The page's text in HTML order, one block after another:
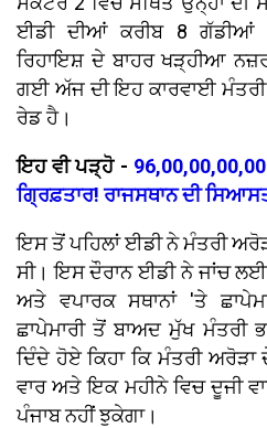
ਈਡੀ ਦੀਆਂ ਕਰੀਬ 8 ਗੱਡੀਆਂ
ਰਿਹਾਇਸ਼ ਦੇ ਬਾਹਰ ਖੜ੍ਹੀਆ
ਗਈ ਅੱਜ ਦੀ ਇਹ ਕਾਰਵਾਈ ਮੰਤਰੀ
ਰੇਡ ਹੈ।
ਇਹ ਵੀ ਪੜ੍ਹੋ -
ਗ੍ਰਿਫ਼ਤਾਰ! ਰਾਜਸਥਾਨ ਦੀ
ਇਸ ਤੋਂ ਪਹਿਲਾਂ ਈਡੀ ਨੇ ਮੰਤਰੀ
ਸੀ। ਇਸ ਦੌਰਾਨ ਈਡੀ ਨੇ ਜਾਂਚ
ਅਤੇ ਵਪਾਰਕ ਸਥਾਨਾਂ 'ਤੇ
ਛਾਪੇਮਾਰੀ ਤੋਂ ਬਾਅਦ ਮੁੱਖ ਮੰਤਰੀ
ਦਿੰਦੇ ਹੋਏ ਕਿਹਾ ਕਿ ਮੰਤਰੀ
ਵਾਰ ਅਤੇ ਇਕ ਮਹੀਨੇ ਵਿਚ ਦੂਜੀ
ਪੰਜਾਬ ਨਹੀਂ ਝੁਕੇਗਾ।